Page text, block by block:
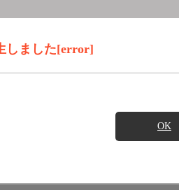
しました[error]
OK